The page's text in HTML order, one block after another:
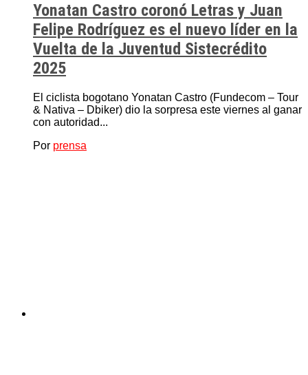
Yonatan Castro coronó Letras y Juan
Felipe Rodríguez es el nuevo líder en la
Vuelta de la Juventud Sistecrédito
2025
El ciclista bogotano Yonatan Castro (Fundecom – Tour
& Nativa – Dbiker) dio la sorpresa este viernes al ganar
con autoridad...
Por prensa